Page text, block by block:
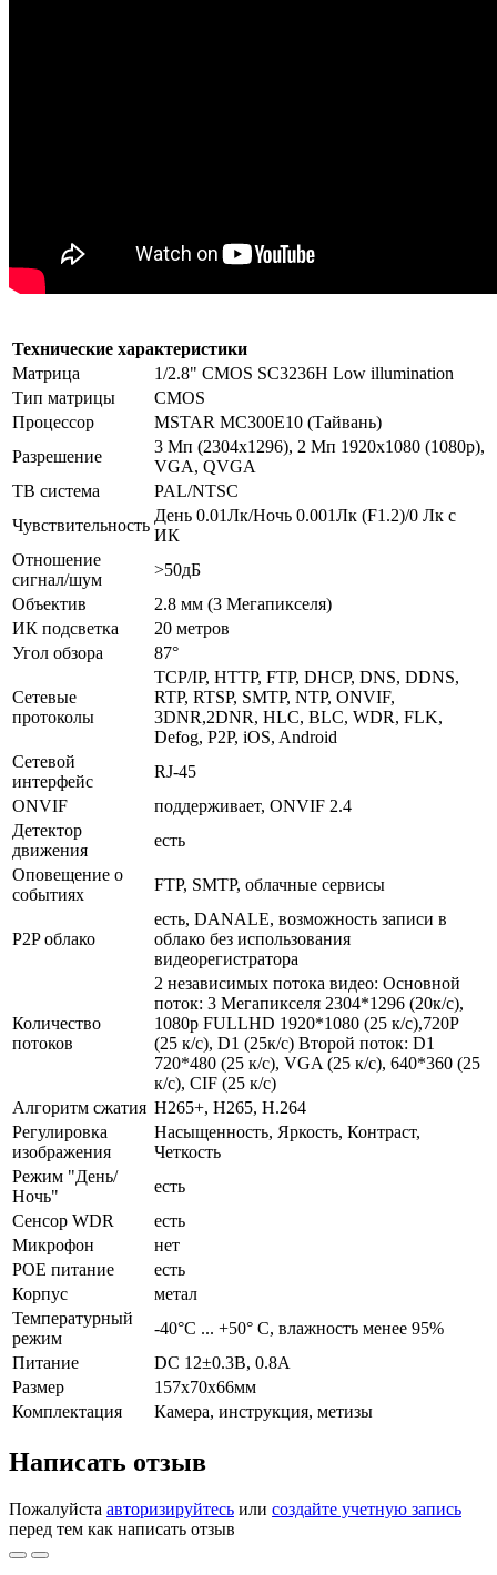
Технические характеристики
Матрица
1/2.8" CMOS SC3236H Low illumination
Тип матрицы
CMOS
Процессор
MSTAR MC300E10 (Тайвань)
Разрешение
3 Мп (2304x1296), 2 Мп 1920x1080 (1080p),
VGA, QVGA
ТВ система
PAL/NTSC
Чувствительность
День 0.01Лк/Ночь 0.001Лк (F1.2)/0 Лк с
ИК
Отношение
сигнал/шум
>50дБ
Объектив
2.8 мм (3 Мегапикселя)
ИК подсветка
20 метров
Угол обзора
87°
Сетевые
протоколы
TCP/IP, HTTP, FTP, DHCP, DNS, DDNS,
RTP, RTSP, SMTP, NTP, ONVIF,
3DNR,2DNR, HLC, BLC, WDR, FLK,
Defog, P2P, iOS, Android
Сетевой
интерфейс
RJ-45
ONVIF
поддерживает, ONVIF 2.4
Детектор
движения
есть
Оповещение о
событиях
FTP, SMTP, облачные сервисы
P2P облако
есть, DANALE, возможность записи в
облако без использования
видеорегистратора
Количество
потоков
2 независимых потока видео: Основной
поток: 3 Мегапикселя 2304*1296 (20к/с),
1080p FULLHD 1920*1080 (25 к/с),720P
(25 к/с), D1 (25к/с) Второй поток: D1
720*480 (25 к/с), VGA (25 к/с), 640*360 (25
к/с), CIF (25 к/с)
Алгоритм сжатия H265+, H265, H.264
Регулировка
изображения
Насыщенность, Яркость, Контраст,
Четкость
Режим "День/
Ночь"
есть
Сенсор WDR
есть
Микрофон
нет
POE питание
есть
Корпус
метал
Температурный
режим
-40°С ... +50° С, влажность менее 95%
Питание
DC 12±0.3В, 0.8А
Размер
157x70x66мм
Комплектация
Камера, инструкция, метизы
Написать отзыв
Пожалуйста авторизируйтесь или создайте учетную запись
перед тем как написать отзыв